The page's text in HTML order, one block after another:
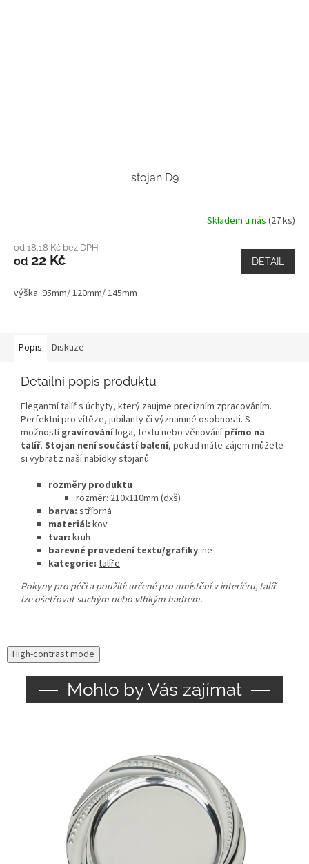
stojan D9
Skladem u nás (27 ks)
od 18,18 Kč bez DPH
od 22 Kč DETAIL
výška: 95mm/ 120mm/ 145mm
Popis Diskuze
Detailní popis produktu
Elegantní talíř s úchyty, který zaujme precizním zpracováním.
Perfektní pro vítěze, jubilanty či významné osobnosti. S
možnostígravírováníloga, textu nebo věnovánípřímo na
talíř. Stojan není součástí balení, pokud máte zájem můžete
si vybrat z naší nabídky stojanů.
rozměry produktu
rozměr: 210x110mm (dxš)
barva: stříbrná
materiál: kov
tvar: kruh
barevné provedení textu/grafiky: ne
kategorie: talíře
Pokyny pro péči a použití: určené pro umístění v interiéru, talíř
lze ošetřovat suchým nebo vlhkým hadrem.
High-contrast mode
Mohlo by Vás zajímat